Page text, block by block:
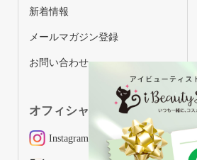
新着情報
メールマガジン登録
お問い合わせ
オフィシャルSNS
Instagram